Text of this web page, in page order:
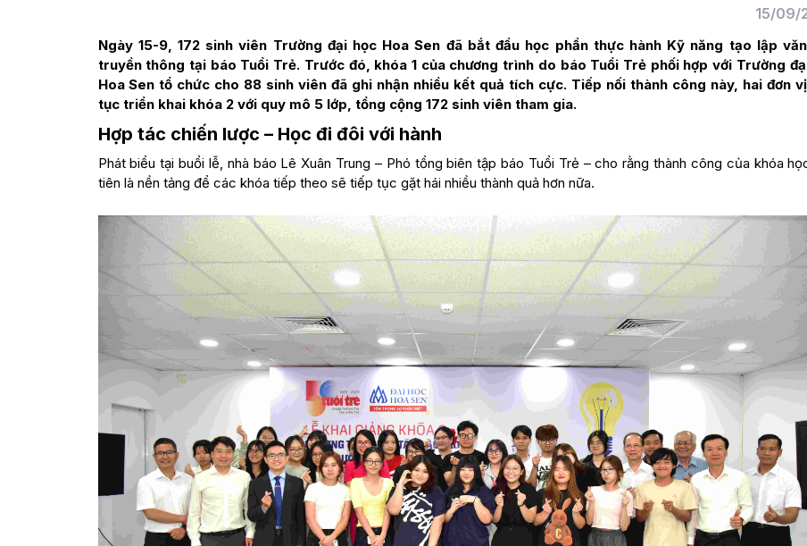
15/09/
Ngày 15-9, 172 sinh viên Trường đại học Hoa Sen đã bắt đầu học phần thực hành Kỹ năng tạo lập
truyền thông tại báo Tuổi Trẻ. Trước đó, khóa 1 của chương trình do báo Tuổi Trẻ phối hợp với Trường
Hoa Sen tổ chức cho 88 sinh viên đã ghi nhận nhiều kết quả tích cực. Tiếp nối thành công này, hai đơn
tục triển khai khóa 2 với quy mô 5 lớp, tổng cộng 172 sinh viên tham gia.
Hợp tác chiến lược – Học đi đôi với hành
Phát biểu tại buổi lễ, nhà báo Lê Xuân Trung – Phó tổng biên tập báo Tuổi Trẻ – cho rằng thành công của khóa
tiên là nền tảng để các khóa tiếp theo sẽ tiếp tục gặt hái nhiều thành quả hơn nữa.